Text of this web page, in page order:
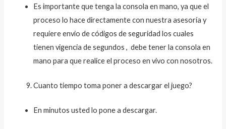
Es importante que tenga la consola en mano, ya que el
proceso lo hace directamente con nuestra asesoría y
requiere envio de códigos de seguridad los cuales
tienen vigencia de segundos , debe tener la consola en
mano para que realice el proceso en vivo con nosotros.
Cuanto tiempo toma poner a descargar el juego?
En minutos usted lo pone a descargar.